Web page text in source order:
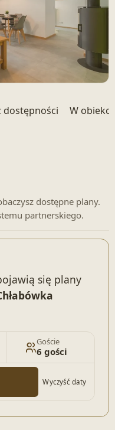
dostępności W
dostępne plany.
partnerskiego.
się plany
Goście
6 gości
Wyczyść daty